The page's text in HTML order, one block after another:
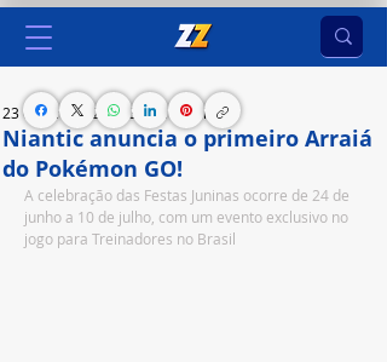
Niantic anuncia o primeiro Arraiá
do Pokémon GO!
23 de jun. de 2023 3 min de leitura
A celebração das Festas Juninas ocorre de 24 de
junho a 10 de julho, com um evento exclusivo no
jogo para Treinadores no Brasil